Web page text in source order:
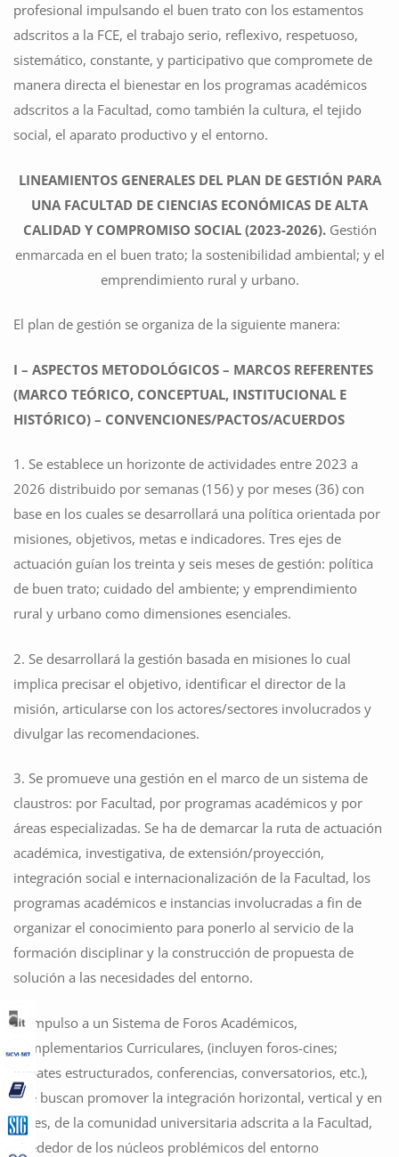
profesional impulsando el buen trato con los estamentos
adscritos a la FCE, el trabajo serio, reflexivo, respetuoso,
sistemático, constante, y participativo que compromete de
manera directa el bienestar en los programas académicos
adscritos a la Facultad, como también la cultura, el tejido
social, el aparato productivo y el entorno.
LINEAMIENTOS GENERALES DEL PLAN DE GESTIÓN PARA
UNA FACULTAD DE CIENCIAS ECONÓMICAS DE ALTA
CALIDAD Y COMPROMISO SOCIAL (2023-2026). Gestión
enmarcada en el buen trato; la sostenibilidad ambiental; y el
emprendimiento rural y urbano.
El plan de gestión se organiza de la siguiente manera:
I – ASPECTOS METODOLÓGICOS – MARCOS REFERENTES
(MARCO TEÓRICO, CONCEPTUAL, INSTITUCIONAL E
HISTÓRICO) – CONVENCIONES/PACTOS/ACUERDOS
1. Se establece un horizonte de actividades entre 2023 a
2026 distribuido por semanas (156) y por meses (36) con
base en los cuales se desarrollará una política orientada por
misiones, objetivos, metas e indicadores. Tres ejes de
actuación guían los treinta y seis meses de gestión: política
de buen trato; cuidado del ambiente; y emprendimiento
rural y urbano como dimensiones esenciales.
2. Se desarrollará la gestión basada en misiones lo cual
implica precisar el objetivo, identificar el director de la
misión, articularse con los actores/sectores involucrados y
divulgar las recomendaciones.
3. Se promueve una gestión en el marco de un sistema de
claustros: por Facultad, por programas académicos y por
áreas especializadas. Se ha de demarcar la ruta de actuación
académica, investigativa, de extensión/proyección,
integración social e internacionalización de la Facultad, los
programas académicos e instancias involucradas a fin de
organizar el conocimiento para ponerlo al servicio de la
formación disciplinar y la construcción de propuesta de
solución a las necesidades del entorno.
4. Impulso a un Sistema de Foros Académicos,
Complementarios Curriculares, (incluyen foros-cines;
debates estructurados, conferencias, conversatorios, etc.),
que buscan promover la integración horizontal, vertical y en
redes, de la comunidad universitaria adscrita a la Facultad,
alrededor de los núcleos problémicos del entorno